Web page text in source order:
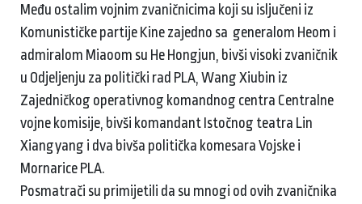
Među ostalim vojnim zvaničnicima koji su isljučeni iz
Komunističke partije Kine zajedno sa generalom Heom i
admiralom Miaoom su He Hongjun, bivši visoki zvaničnik
u Odjeljenju za politički rad PLA, Wang Xiubin iz
Zajedničkog operativnog komandnog centra Centralne
vojne komisije, bivši komandant Istočnog teatra Lin
Xiangyang i dva bivša politička komesara Vojske i
Mornarice PLA.
Posmatrači su primijetili da su mnogi od ovih zvaničnika